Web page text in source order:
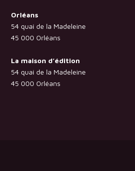
Orléans
54 quai de la Madeleine
45 000 Orléans
La maison d’édition
54 quai de la Madeleine
45 000 Orléans